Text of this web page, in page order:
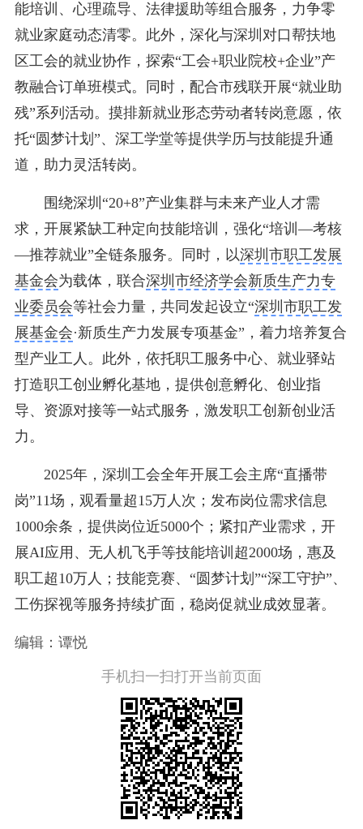
能培训、心理疏导、法律援助等组合服务，力争零
就业家庭动态清零。此外，深化与深圳对口帮扶地
区工会的就业协作，探索“工会+职业院校+企业”产
教融合订单班模式。同时，配合市残联开展“就业助
残”系列活动。摸排新就业形态劳动者转岗意愿，依
托“圆梦计划”、深工学堂等提供学历与技能提升通
道，助力灵活转岗。
围绕深圳“20+8”产业集群与未来产业人才需
求，开展紧缺工种定向技能培训，强化“培训—考核
—推荐就业”全链条服务。同时，以深圳市职工发展
基金会为载体，联合深圳市经济学会新质生产力专
业委员会等社会力量，共同发起设立“深圳市职工发
展基金会·新质生产力发展专项基金”，着力培养复合
型产业工人。此外，依托职工服务中心、就业驿站
打造职工创业孵化基地，提供创意孵化、创业指
导、资源对接等一站式服务，激发职工创新创业活
力。
2025年，深圳工会全年开展工会主席“直播带
岗”11场，观看量超15万人次；发布岗位需求信息
1000余条，提供岗位近5000个；紧扣产业需求，开
展AI应用、无人机飞手等技能培训超2000场，惠及
职工超10万人；技能竞赛、“圆梦计划”“深工守护”、
工伤探视等服务持续扩面，稳岗促就业成效显著。
编辑：谭悦
手机扫一扫打开当前页面